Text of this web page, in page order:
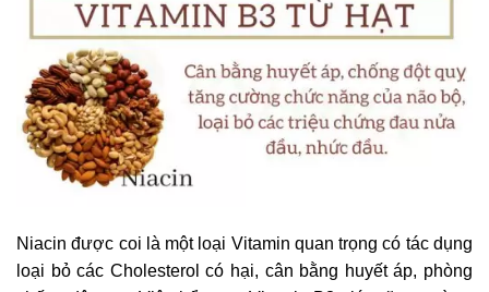
Niacin được coi là một loại Vitamin quan trọng có tác dụng
loại bỏ các Cholesterol có hại, cân bằng huyết áp, phòng